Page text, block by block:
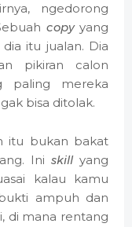
ngedorong
copyyang
itu jualan. Dia
pikiran calon
paling mereka
bisa ditolak.
itu bukan bakat
Ini skillyang
kalau kamu
ampuh dan
di mana rentang